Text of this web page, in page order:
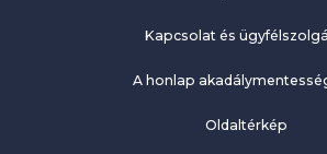
Kapcsolat és
A honlap
Oldaltérkép